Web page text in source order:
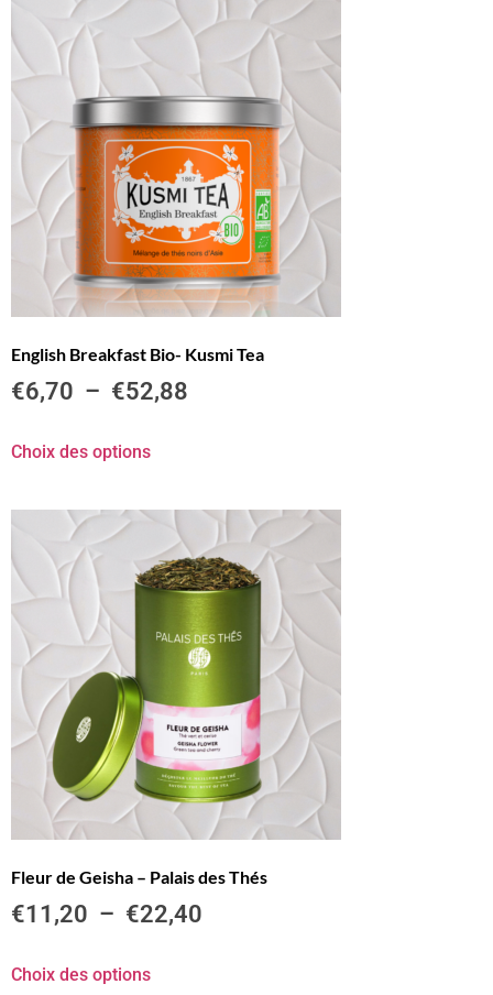
English Breakfast Bio- Kusmi Tea
€6,70 – €52,88
Choix des options
Fleur de Geisha – Palais des Thés
€11,20 – €22,40
Choix des options